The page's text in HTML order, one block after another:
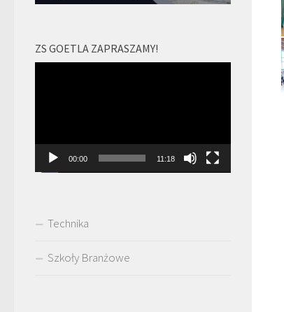
ZS GOETLA ZAPRASZAMY!
00:00 11:18
Technika
Szkoły Branżowe